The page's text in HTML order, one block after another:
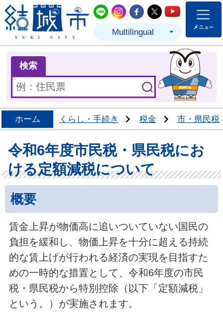
結城市公式LINE
結城市公式Instagram
結城市公式
結城市公式
結城市
Multilingual
検索
ホーム くらし・手続き 税金 市・県民税
令和6年度市民税・県民税にお
ける定額減税について
概要
賃金上昇が物価高に追いついていない国民の
負担を緩和し、物価上昇を十分に超える持続
的な賃上げが行われる経済の実現を目指すた
めの一時的な措置として、令和6年度の市民
税・県民税から特別控除（以下「定額減税」
という。）が実施されます。